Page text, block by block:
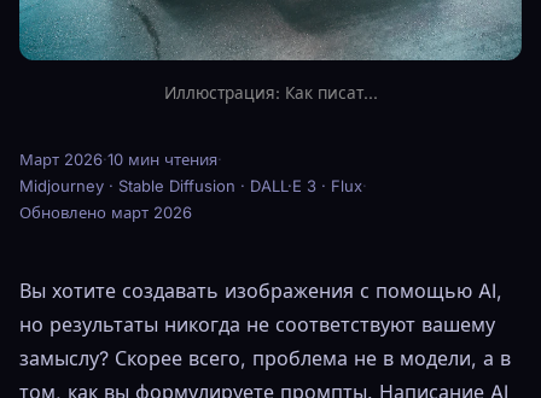
Иллюстрация: Как писат...
Март 2026·10 мин чтения·
Midjourney · Stable Diffusion · DALL·E 3 · Flux·
Обновлено март 2026
Вы хотите создавать изображения с помощью AI,
но результаты никогда не соответствуют вашему
замыслу? Скорее всего, проблема не в модели, а в
том, как вы формулируете промпты. Написание AI